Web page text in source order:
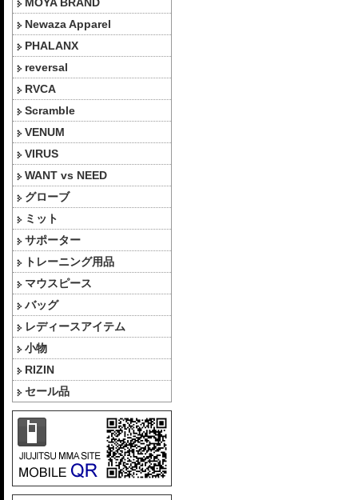
Newaza Apparel
PHALANX
reversal
RVCA
Scramble
VENUM
VIRUS
WANT vs NEED
グローブ
ミット
サポーター
トレーニング用品
マウスピース
バッグ
レディースアイテム
小物
RIZIN
セール品